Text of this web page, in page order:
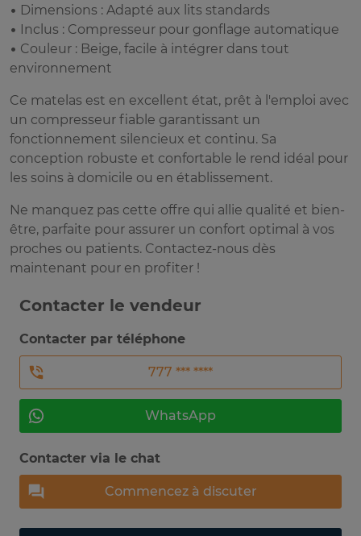
• Dimensions : Adapté aux lits standards
• Inclus : Compresseur pour gonflage automatique
• Couleur : Beige, facile à intégrer dans tout
environnement
Ce matelas est en excellent état, prêt à l'emploi avec
un compresseur fiable garantissant un
fonctionnement silencieux et continu. Sa
conception robuste et confortable le rend idéal pour
les soins à domicile ou en établissement.
Ne manquez pas cette offre qui allie qualité et bien-
être, parfaite pour assurer un confort optimal à vos
proches ou patients. Contactez-nous dès
maintenant pour en profiter !
Contacter le vendeur
Contacter par téléphone
777 *** ****
WhatsApp
Contacter via le chat
Commencez à discuter